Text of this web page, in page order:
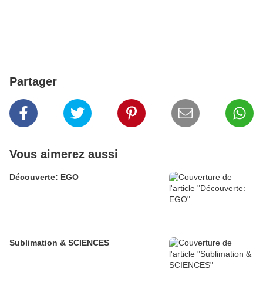
Partager
Vous aimerez aussi
Découverte: EGO
Sublimation & SCIENCES